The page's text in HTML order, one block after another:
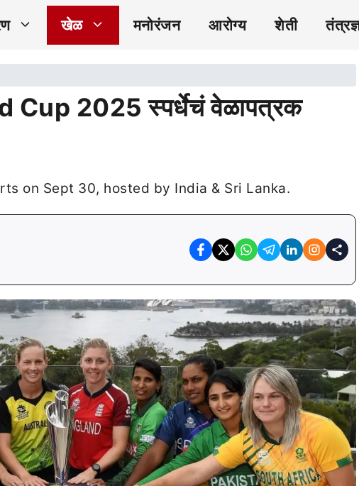
खेळ मनोरंजन आरोग्य शेती
2025 स्पर्धेचं वेळापत्रक
on Sept 30, hosted by India & Sri Lanka.